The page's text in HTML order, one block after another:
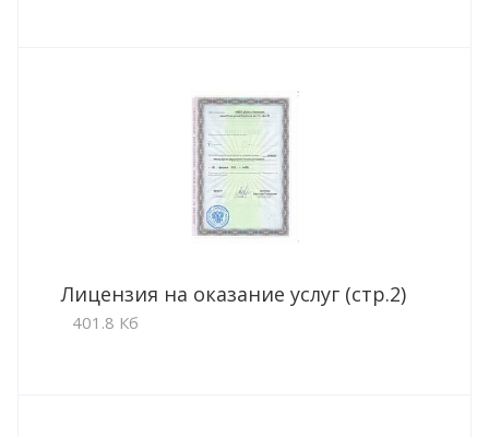
Лицензия на оказание услуг (стр.2)
401.8 Кб